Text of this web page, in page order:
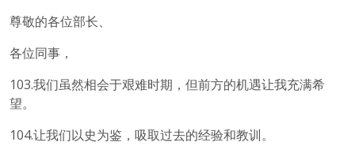
尊敬的各位部长、
各位同事，
103.我们虽然相会于艰难时期，但前方的机遇让我充满希
望。
104.让我们以史为鉴，吸取过去的经验和教训。